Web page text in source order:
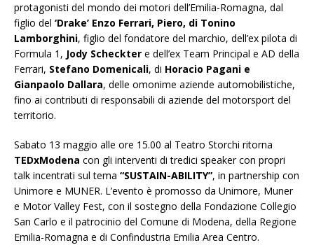
protagonisti del mondo dei motori dell’Emilia-Romagna, dal
figlio del ‘Drake’ Enzo Ferrari, Piero, di Tonino
Lamborghini, figlio del fondatore del marchio, dell’ex pilota di
Formula 1, Jody Scheckter e dell’ex Team Principal e AD della
Ferrari, Stefano Domenicali, di Horacio Pagani e
Gianpaolo Dallara, delle omonime aziende automobilistiche,
fino ai contributi di responsabili di aziende del motorsport del
territorio.
Sabato 13 maggio alle ore 15.00 al Teatro Storchi ritorna
TEDxModena con gli interventi di tredici speaker con propri
talk incentrati sul tema “SUSTAIN-ABILITY”, in partnership con
Unimore e MUNER. L’evento è promosso da Unimore, Muner
e Motor Valley Fest, con il sostegno della Fondazione Collegio
San Carlo e il patrocinio del Comune di Modena, della Regione
Emilia-Romagna e di Confindustria Emilia Area Centro.